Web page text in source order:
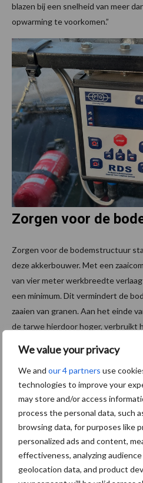
We value your privacy
We and our 4 partners use
technologies to improve your
may store and/or access
process the personal data, such
browsing data, for purposes like
personalized ads and content,
effectiveness, analyzing
geolocation data, and product
blazen bij een snelheid van meer
opwarming te voorkomen.”
Zorgen voor de
Zorgen voor de bodemstructuur
deze akkerbouwer. Met een
van vier meter werkbreedte
een minimum. Dit vermindert de
zaaien van granen. Aan het einde
de tarwe hierdoor hoger, verbruikt
investering.” De akkerbouwer uit
luchtdrukwisselsysteem op zijn
wel over nadenk om ook op dit
optimaliseren.” Wel zijn op dit
uitgerust met Bridgestone-
worden uitgerust met
banden aan vervanging toe zijn.
Meer